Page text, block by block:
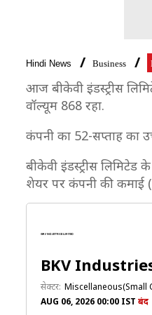
Hindi News Business
आज बीकेवी इंडस्ट्रीस
वॉल्यूम 868 रहा.
कंपनी का 52-सप्ताह का
बीकेवी इंडस्ट्रीस
शेयर पर कंपनी की कमाई
BKV
सेक्टर: Miscellaneous(Small
AUG 06, 2026 00:00 IST बंद